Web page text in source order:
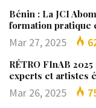
Bénin : La JCI
formation pratique
Mar 27, 2025
RÉTRO FInAB
experts et artistes
Mar 26, 2025